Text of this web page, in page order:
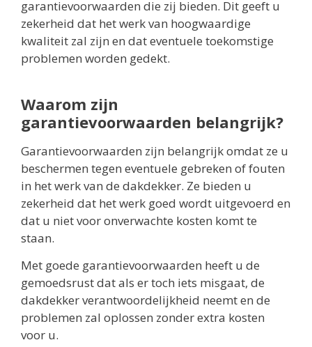
garantievoorwaarden die zij bieden. Dit geeft u
zekerheid dat het werk van hoogwaardige
kwaliteit zal zijn en dat eventuele toekomstige
problemen worden gedekt.
Waarom zijn
garantievoorwaarden belangrijk?
Garantievoorwaarden zijn belangrijk omdat ze u
beschermen tegen eventuele gebreken of fouten
in het werk van de dakdekker. Ze bieden u
zekerheid dat het werk goed wordt uitgevoerd en
dat u niet voor onverwachte kosten komt te
staan.
Met goede garantievoorwaarden heeft u de
gemoedsrust dat als er toch iets misgaat, de
dakdekker verantwoordelijkheid neemt en de
problemen zal oplossen zonder extra kosten
voor u.